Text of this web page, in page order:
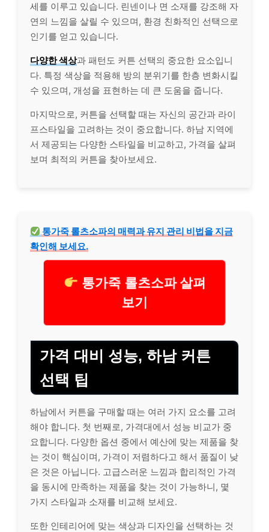
세를 이루고 있습니다. 린넨이나 면 소재를 강조해 자
연의 느낌을 살릴 수 있으며, 환경 친화적인 선택으로
인기를 얻고 있습니다.
다양한 색상과 패턴도 커튼 선택의 중요한 요소입니
다. 특정 색상을 적용해 방의 분위기를 한층 변화시킬
수 있으며, 개성을 표현하는 데 큰 도움을 줍니다.
마지막으로, 커튼을 선택할 때는 자신의 공간과 라이
프스타일을 고려하는 것이 중요합니다. 하남 지역에
서 제공되는 다양한 스타일을 비교하고, 가격을 살펴
보며 최적의 커튼을 찾아보세요.
통가죽 롤츠소파의 매력과 유지 관리 비법을 지금
확인해 보세요.
통가죽 롤츠소파 살펴
보기
가격 대비 성능, 하남 커튼
선택 팁
하남에서 커튼을 구매할 때는 여러 가지 요소를 고려
해야 합니다. 첫 번째로, 가격대에서 성능 비교가 중
요합니다. 다양한 옵션 중에서 예산에 맞는 제품을 찾
는 것이 핵심이며, 가격이 저렴하다고 해서 품질이 낮
은 것은 아닙니다. 고급스러운 느낌과 합리적인 가격
을 동시에 만족하는 제품을 찾는 것이 가능하니, 몇
가지 스타일과 소재를 비교해 보세요.
또한 인테리어에 맞는 색상과 디자인을 선택하는 것